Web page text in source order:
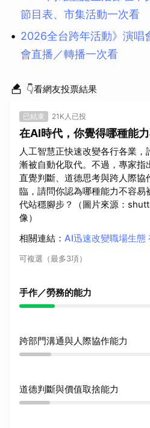
節目表、市集活動一次看
2026全台跨年活動》演唱
會直播／轉播一次看
👇看網友投票結果
已結束 21K人已投
在AI時代，你覺得哪種能
人工智慧正快速改變各行各業
漸被自動化取代。不過，專家指
直覺判斷、道德思考與跨人際協
臨，請問你認為哪種能力不容易
代站穩腳步？（圖片來源：
像）
相關連結 ： AI迅速改變職場生態
可複選（最多3項）
手作／勞務的能力
跨部門溝通與人際協作能力
道德判斷與價值取捨能力